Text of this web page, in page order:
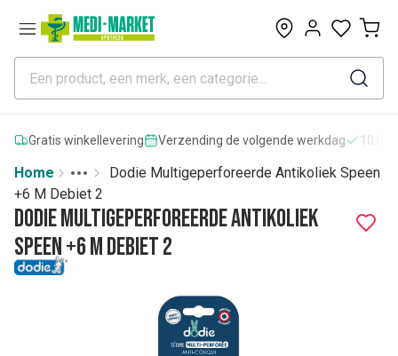
0
Gratis winkellevering Verzending de volgende werkdag
Home
More
Toggle menu
Dodie Multigeperforeerde Antikoliek Speen
+6 M Debiet 2
Dodie Multigeperforeerde Antikoliek
Speen +6 M Debiet 2